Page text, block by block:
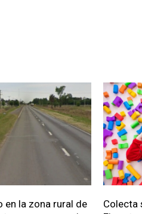
en la zona rural de
Colecta